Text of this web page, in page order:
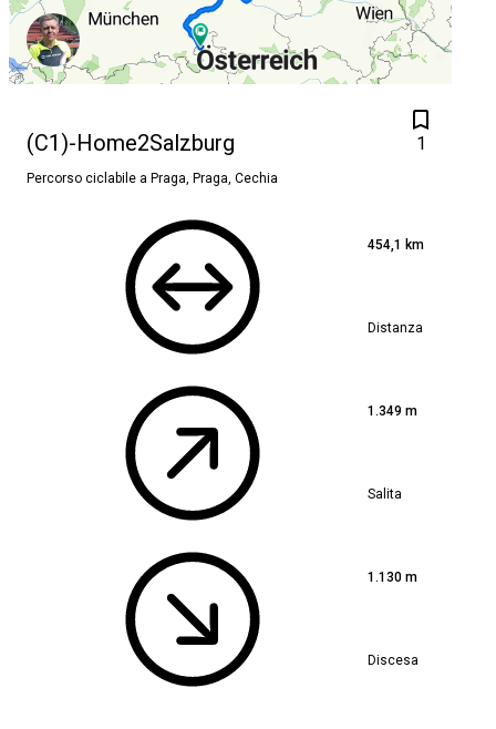
1
(C1)-Home2Salzburg
Percorso ciclabile a Praga, Praga, Cechia
454,1 km
Distanza
1.349 m
Salita
1.130 m
Discesa